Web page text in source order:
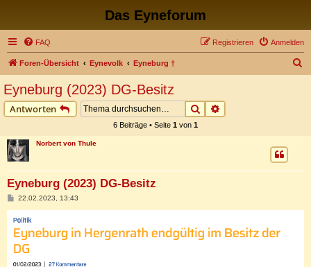
Das Eyneforum
FAQ Anmelden
Registrieren
Foren-Übersicht Eynevolk Eyneburg †
Eyneburg (2023) DG-Besitz
Antworten Suche
6 Beiträge • Seite 1 von 1
Norbert von Thule
Eyneburg (2023) DG-Besitz
B
t
r
a
g
22.02.2023, 13:43